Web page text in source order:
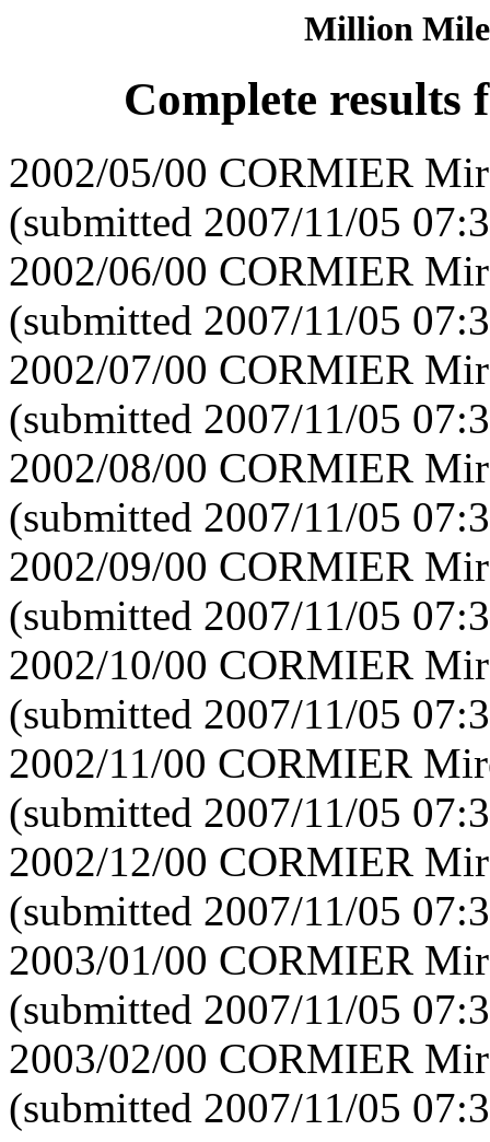
Million
Complete
2002/05/00 CORMIER
(submitted 2007/11/05
2002/06/00 CORMIER
(submitted 2007/11/05
2002/07/00 CORMIER
(submitted 2007/11/05
2002/08/00 CORMIER
(submitted 2007/11/05
2002/09/00 CORMIER
(submitted 2007/11/05
2002/10/00 CORMIER
(submitted 2007/11/05
2002/11/00 CORMIER
(submitted 2007/11/05
2002/12/00 CORMIER
(submitted 2007/11/05
2003/01/00 CORMIER
(submitted 2007/11/05
2003/02/00 CORMIER
(submitted 2007/11/05